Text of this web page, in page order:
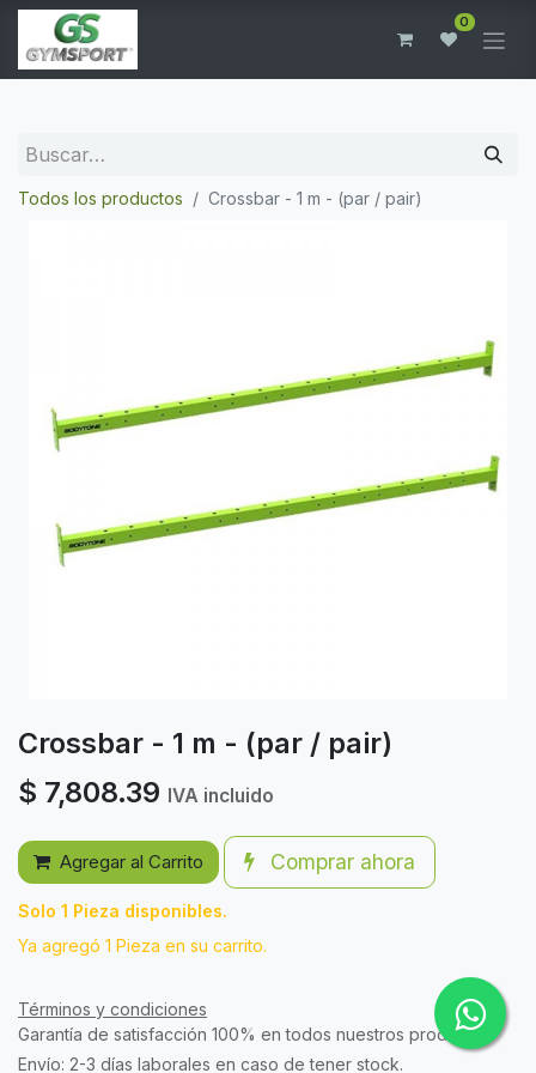
0
Todos los productos Crossbar - 1 m - (par / pair)
Crossbar - 1 m - (par / pair)
$ 7,808.39 IVA incluido
Agregar al Carrito Comprar ahora
Solo 1 Pieza disponibles.
Ya agregó 1 Pieza en su carrito.
Términos y condiciones
Garantía de satisfacción 100% en todos nuestros productos.
Envío: 2-3 días laborales en caso de tener stock.